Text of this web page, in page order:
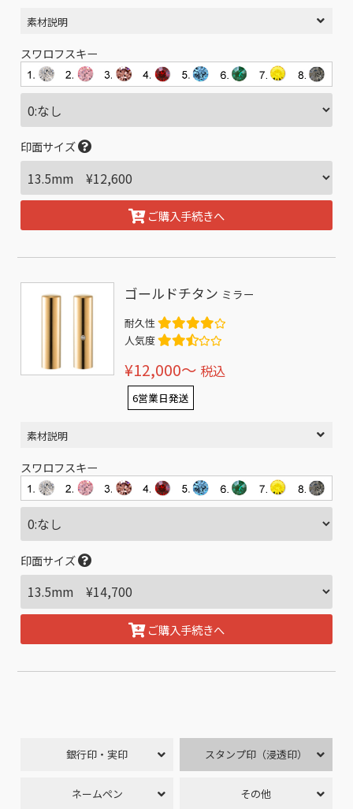
素材説明
スワロフスキー
印面サイズ
ご購入手続きへ
ゴールドチタン ミラー
耐久性
人気度
¥12,000〜 税込
6営業日発送
素材説明
スワロフスキー
印面サイズ
ご購入手続きへ
銀行印・実印 スタンプ印（浸透印）
ネームペン その他